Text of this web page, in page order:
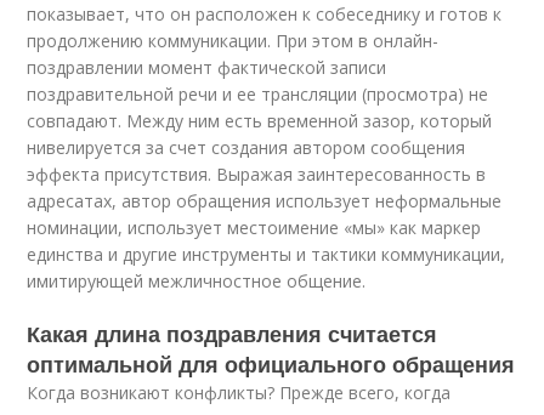
показывает, что он расположен к собеседнику и готов к
продолжению коммуникации. При этом в онлайн-
поздравлении момент фактической записи
поздравительной речи и ее трансляции (просмотра) не
совпадают. Между ним есть временной зазор, который
нивелируется за счет создания автором сообщения
эффекта присутствия. Выражая заинтересованность в
адресатах, автор обращения использует неформальные
номинации, использует местоимение «мы» как маркер
единства и другие инструменты и тактики коммуникации,
имитирующей межличностное общение.
Какая длина поздравления считается
оптимальной для официального обращения
Когда возникают конфликты? Прежде всего, когда